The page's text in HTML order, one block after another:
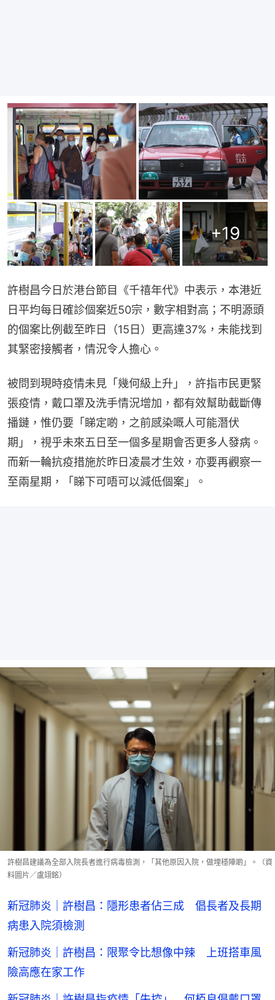
+19
許樹昌今日於港台節目《千禧年代》中表示，本港近
日平均每日確診個案近50宗，數字相對高；不明源頭
的個案比例截至昨日（15日）更高達37%，未能找到
其緊密接觸者，情況令人擔心。
被問到現時疫情未見「幾何級上升」，許指市民更緊
張疫情，戴口罩及洗手情況增加，都有效幫助截斷傳
播鏈，惟仍要「睇定啲，之前感染嘅人可能潛伏
期」，視乎未來五日至一個多星期會否更多人發病。
而新一輪抗疫措施於昨日凌晨才生效，亦要再觀察一
至兩星期，「睇下可唔可以減低個案」。
許樹昌建議為全部入院長者進行病毒檢測，「其他原因入院，做埋穩陣啲」。（資
料圖片／盧翊銘）
新冠肺炎｜許樹昌：隱形患者佔三成 倡長者及長期
病患入院須檢測
新冠肺炎｜許樹昌：限聚令比想像中辣 上班搭車風
險高應在家工作